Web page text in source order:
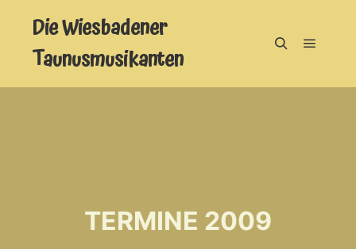
Die Wiesbadener
Taunusmusikanten
TERMINE 2009